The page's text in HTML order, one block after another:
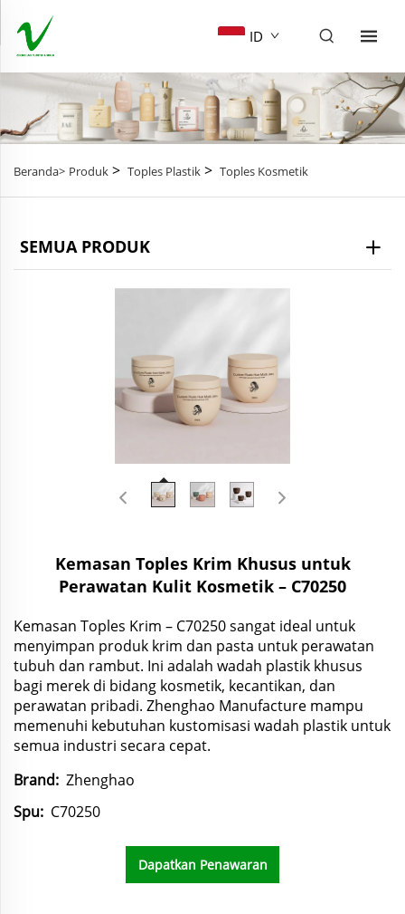
ID
Beranda> Produk > Toples Plastik > Toples Kosmetik
SEMUA PRODUK
Kemasan Toples Krim Khusus untuk
Perawatan Kulit Kosmetik – C70250
Kemasan Toples Krim – C70250 sangat ideal untuk
menyimpan produk krim dan pasta untuk perawatan
tubuh dan rambut. Ini adalah wadah plastik khusus
bagi merek di bidang kosmetik, kecantikan, dan
perawatan pribadi. Zhenghao Manufacture mampu
memenuhi kebutuhan kustomisasi wadah plastik untuk
semua industri secara cepat.
Brand: Zhenghao
Spu: C70250
Dapatkan Penawaran